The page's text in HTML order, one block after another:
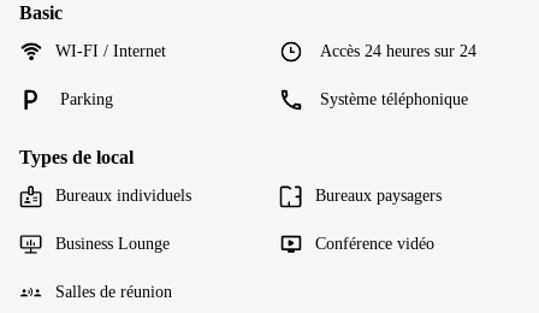
Basic
WI-FI / Internet Accès 24 heures sur 24
Parking Système téléphonique
Types de local
Bureaux individuels Bureaux paysagers
Business Lounge Conférence vidéo
Salles de réunion